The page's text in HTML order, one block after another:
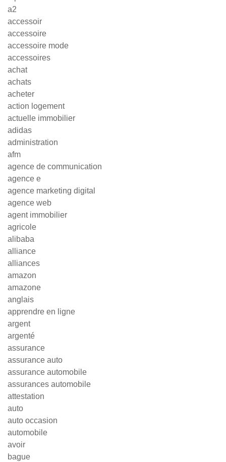
a2
accessoir
accessoire
accessoire mode
accessoires
achat
achats
acheter
action logement
actuelle immobilier
adidas
administration
afm
agence de communication
agence e
agence marketing digital
agence web
agent immobilier
agricole
alibaba
alliance
alliances
amazon
amazone
anglais
apprendre en ligne
argent
argenté
assurance
assurance auto
assurance automobile
assurances automobile
attestation
auto
auto occasion
automobile
avoir
bague